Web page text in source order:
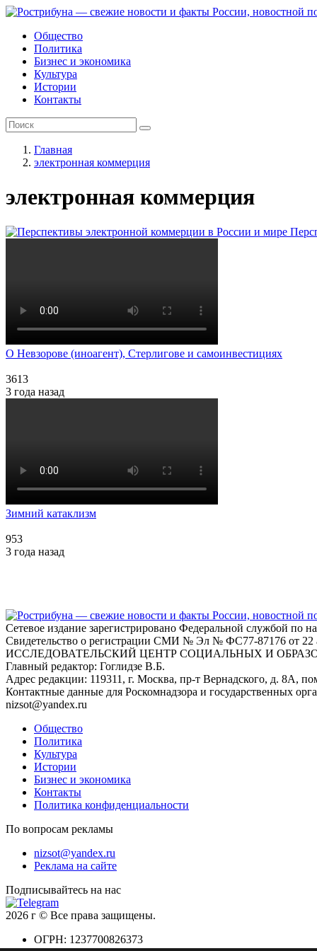
Общество
Политика
Бизнес и экономика
Культура
Истории
Контакты
Главная
электронная коммерция
электронная коммерция
О Невзорове (иноагент), Стерлигове и самоинвестициях
3613
3 года назад
Зимний катаклизм
953
3 года назад
Сетевое издание зарегистрировано Федеральной службой по
Свидетельство о регистрации СМИ № Эл № ФС77-87176
ИССЛЕДОВАТЕЛЬСКИЙ ЦЕНТР СОЦИАЛЬНЫХ И
Главный редактор: Гоглидзе В.Б.
Адрес редакции: 119311, г. Москва, пр-т Вернадского, д. 8А,
Контактные данные для Роскомнадзора и государственных
nizsot@yandex.ru
Общество
Политика
Культура
Истории
Бизнес и экономика
Контакты
Политика конфиденциальности
По вопросам рекламы
nizsot@yandex.ru
Реклама на сайте
Подписывайтесь на нас
2026 г © Все права защищены.
ОГРН: 1237700826373